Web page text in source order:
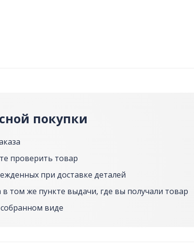
покупки
проверить товар
при доставке деталей
том же пункте выдачи, где вы получали товар
виде